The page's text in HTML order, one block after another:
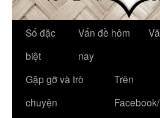
Số đặc
biệt
Vấn đề hôm
nay
Gặp gỡ và trò
chuyện
Trên